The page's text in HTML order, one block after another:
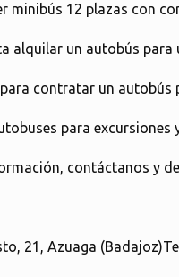
minibús 12 plazas con
alquilar un autobús para
contratar un autobús
para excursiones
contáctanos y
21, Azuaga